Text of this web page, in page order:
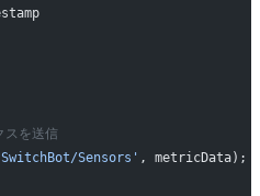
を送信
Sensors' , metricData);